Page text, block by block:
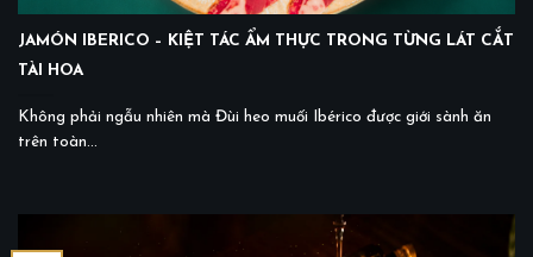
JAMÓN IBERICO – KIỆT TÁC ẨM THỰC TRONG TỪNG LÁT CẮT
TÀI HOA
Không phải ngẫu nhiên mà Đùi heo muối Ibérico được giới sành ăn
trên toàn...